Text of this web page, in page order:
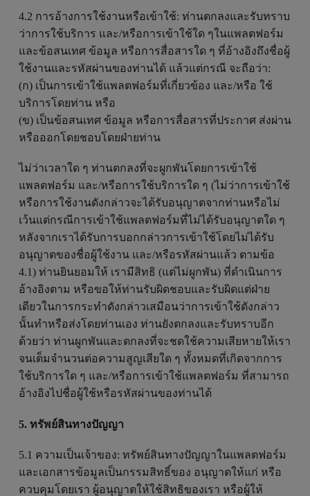
4.2 การอ้างการใช้งานหรือเข้าใช้: ท่านตกลงและรับทราบ
ว่าการใช้บริการ และ/หรือการเข้าใช้ใด ๆในแพลตฟอร์ม
และข้อสนเทศ ข้อมูล หรือการสื่อสารใด ๆ ที่อ้างอิงถึงชื่อผู้
ใช้งานและรหัสผ่านของท่านได้ แล้วแต่กรณี จะถือว่า:
(ก) เป็นการเข้าใช้แพลตฟอร์มที่เกี่ยวข้อง และ/หรือ ใช้
บริการโดยท่าน หรือ
(ข) เป็นข้อสนเทศ ข้อมูล หรือการสื่อสารที่ประกาศ ส่งผ่าน
หรือออกโดยชอบโดยฝ่ายท่าน
ไม่ว่าเวลาใด ๆ ท่านตกลงที่จะผูกพันโดยการเข้าใช้
แพลตฟอร์ม และ/หรือการใช้บริการใด ๆ (ไม่ว่าการเข้าใช้
หรือการใช้งานดังกล่าวจะได้รับอนุญาตจากท่านหรือไม่
เว้นแต่กรณีการเข้าใช้แพลตฟอร์มที่ไม่ได้รับอนุญาตใด ๆ
หลังจากเราได้รับการบอกกล่าวการเข้าใช้โดยไม่ได้รับ
อนุญาตของชื่อผู้ใช้งาน และ/หรือรหัสผ่านแล้ว ตามข้อ
4.1) ท่านยินยอมให้ เรามีสิทธิ (แต่ไม่ผูกพัน) ที่ดำเนินการ
อ้างอิงตาม หรือขอให้ท่านรับผิดชอบและรับผิดแต่ฝ่าย
เดียวในการกระทำดังกล่าวเสมือนว่าการเข้าใช้ดังกล่าว
นั้นทำหรือส่งโดยท่านเอง ท่านยังตกลงและรับทราบอีก
ด้วยว่า ท่านผูกพันและตกลงที่จะชดใช้ความเสียหายให้เรา
จนเต็มจำนวนต่อความสูญเสียใด ๆ ทั้งหมดที่เกิดจากการ
ใช้บริการใด ๆ และ/หรือการเข้าใช้แพลตฟอร์ม ที่สามารถ
อ้างอิงไปชื่อผู้ใช้หรือรหัสผ่านของท่านได้
5. ทรัพย์สินทางปัญญา
5.1 ความเป็นเจ้าของ: ทรัพย์สินทางปัญญาในแพลตฟอร์ม
และเอกสารข้อมูลเป็นกรรมสิทธิ์ของ อนุญาตให้แก่ หรือ
ควบคุมโดยเรา ผู้อนุญาตให้ใช้สิทธิของเรา หรือผู้ให้